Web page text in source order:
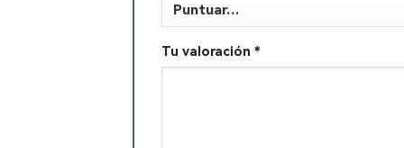
Tu valoración *